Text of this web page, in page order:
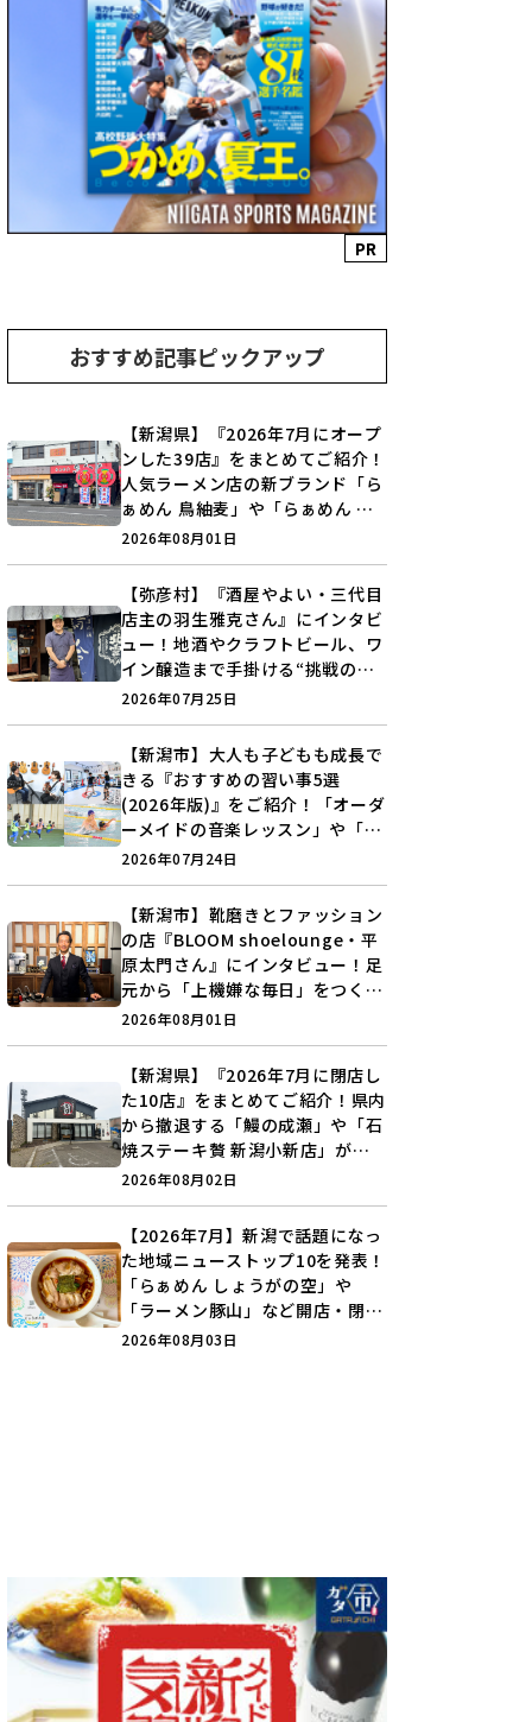
PR
おすすめ記事ピックアップ
【新潟県】『2026年7月にオープ
ンした39店』をまとめてご紹介！
人気ラーメン店の新ブランド「ら
ぁめん 鳥紬麦」や「らぁめん し
ょうがの空」など盛りだくさん♪
2026年08月01日
【弥彦村】『酒屋やよい・三代目
店主の羽生雅克さん』にインタビ
ュー！地酒やクラフトビール、ワ
イン醸造まで手掛ける“挑戦の歴
史”に迫る♪
2026年07月25日
【新潟市】大人も子どもも成長で
きる『おすすめの習い事5選
(2026年版)』をご紹介！「オーダ
ーメイドの音楽レッスン」や「本
格キックボクシング」で新しい自
2026年07月24日
【新潟市】靴磨きとファッション
の店『BLOOM shoelounge・平
原太門さん』にインタビュー！足
元から「上機嫌な毎日」をつくる
装いの提案とは？
2026年08月01日
【新潟県】『2026年7月に閉店し
た10店』をまとめてご紹介！県内
から撤退する「鰻の成瀬」や「石
焼ステーキ贅 新潟小新店」が営
業に幕…。
2026年08月02日
【2026年7月】新潟で話題になっ
た地域ニューストップ10を発表！
「らぁめん しょうがの空」や
「ラーメン豚山」など開店・閉店
の注目記事をランキングでご紹介
2026年08月03日